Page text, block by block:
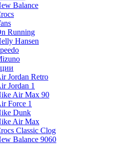
Balance
Running
Hansen
Jordan Retro
Jordan 1
Air Max 90
Force 1
Dunk
Air Max
Classic Clog
Balance 9060